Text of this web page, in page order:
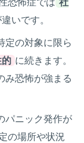
恐怖症では 社
いです。
定の対象に限ら
的 に続きます。
み恐怖が強まる
パニック発作が
の場所や状況